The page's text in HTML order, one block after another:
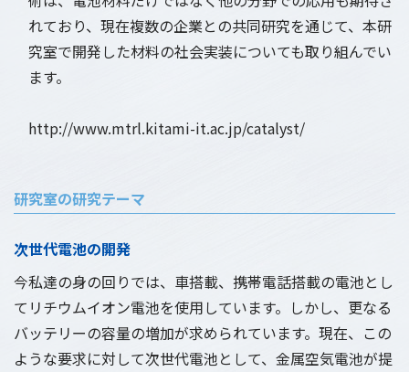
れており、現在複数の企業との共同研究を通じて、本研
究室で開発した材料の社会実装についても取り組んでい
ます。
http://www.mtrl.kitami-it.ac.jp/catalyst/
研究室の研究テーマ
次世代電池の開発
今私達の身の回りでは、車搭載、携帯電話搭載の電池とし
てリチウムイオン電池を使用しています。しかし、更なる
バッテリーの容量の増加が求められています。現在、この
ような要求に対して次世代電池として、金属空気電池が提